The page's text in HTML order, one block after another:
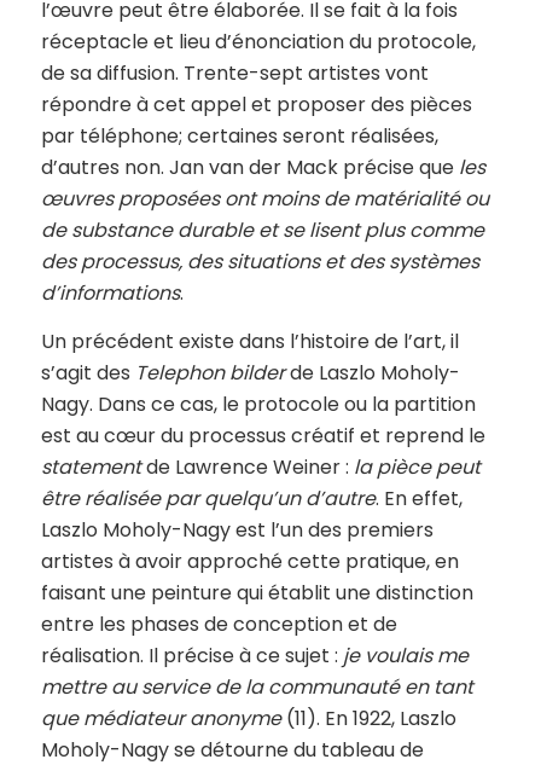
l’œuvre peut être élaborée. Il se fait à la fois
réceptacle et lieu d’énonciation du protocole,
de sa diffusion. Trente-sept artistes vont
répondre à cet appel et proposer des pièces
par téléphone; certaines seront réalisées,
d’autres non. Jan van der Mack précise que les
œuvres proposées ont moins de matérialité ou
de substance durable et se lisent plus comme
des processus, des situations et des systèmes
d’informations.
Un précédent existe dans l’histoire de l’art, il
s’agit des Telephon bilderde Laszlo Moholy-
Nagy. Dans ce cas, le protocole ou la partition
est au cœur du processus créatif et reprend le
statementde Lawrence Weiner : la pièce peut
être réalisée par quelqu’un d’autre. En effet,
Laszlo Moholy-Nagy est l’un des premiers
artistes à avoir approché cette pratique, en
faisant une peinture qui établit une distinction
entre les phases de conception et de
réalisation. Il précise à ce sujet : je voulais me
mettre au service de la communauté en tant
que médiateur anonyme(11). En 1922, Laszlo
Moholy-Nagy se détourne du tableau de